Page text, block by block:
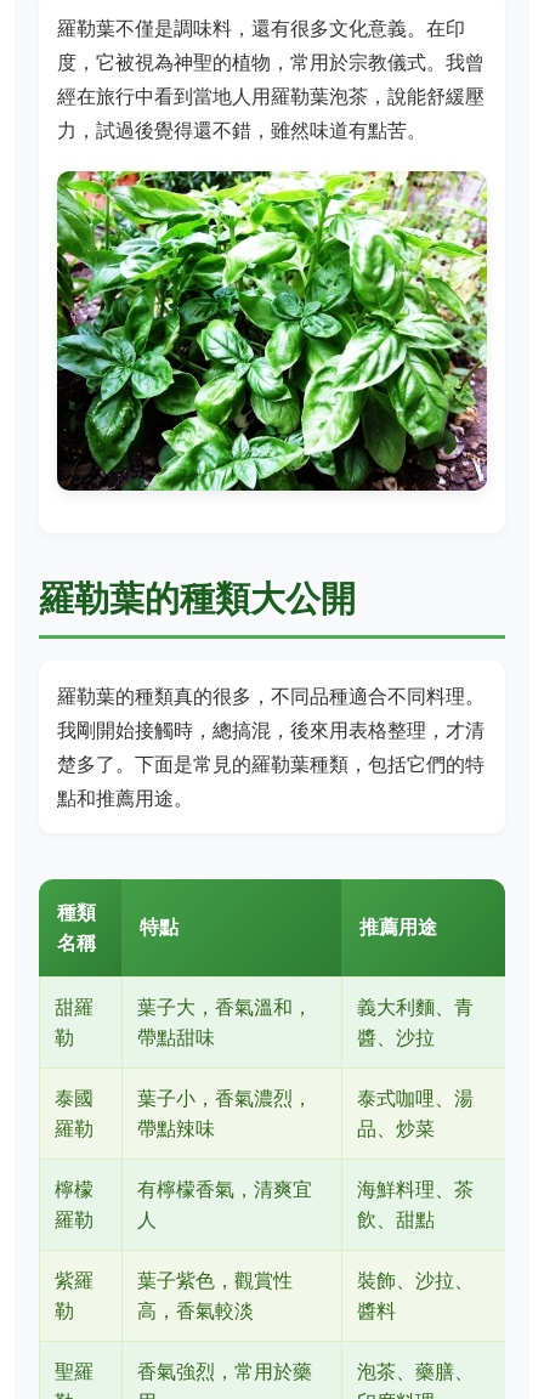
羅勒葉不僅是調味料，還有很多文化意義。在印
度，它被視為神聖的植物，常用於宗教儀式。我曾
經在旅行中看到當地人用羅勒葉泡茶，說能舒緩壓
力，試過後覺得還不錯，雖然味道有點苦。
羅勒葉的種類大公開
羅勒葉的種類真的很多，不同品種適合不同料理。
我剛開始接觸時，總搞混，後來用表格整理，才清
楚多了。下面是常見的羅勒葉種類，包括它們的特
點和推薦用途。
種類
名稱
特點 推薦用途
甜羅
勒
葉子大，香氣溫和，
帶點甜味
義大利麵、青
醬、沙拉
泰國
羅勒
葉子小，香氣濃烈，
帶點辣味
泰式咖哩、湯
品、炒菜
檸檬
羅勒
有檸檬香氣，清爽宜
人
海鮮料理、茶
飲、甜點
紫羅
勒
葉子紫色，觀賞性
高，香氣較淡
裝飾、沙拉、
醬料
聖羅
香氣強烈，常用於藥
泡茶、藥膳、